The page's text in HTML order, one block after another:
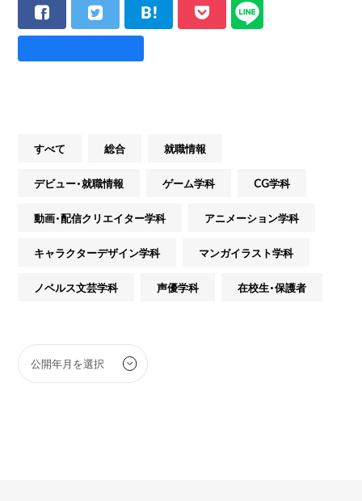
すべて 総合 就職情報
デビュー・就職情報 ゲーム学科 CG学科
動画・配信クリエイター学科 アニメーション学科
キャラクターデザイン学科 マンガイラスト学科
ノベルス文芸学科 声優学科 在校生・保護者